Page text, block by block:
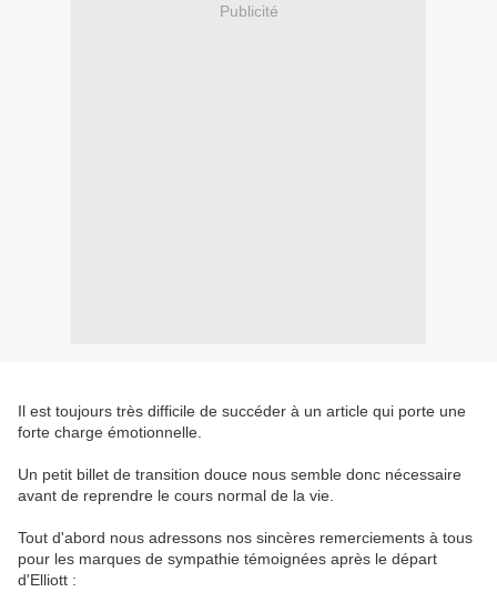
Publicité
Il est toujours très difficile de succéder à un article qui porte une
forte charge émotionnelle.
Un petit billet de transition douce nous semble donc nécessaire
avant de reprendre le cours normal de la vie.
Tout d'abord nous adressons nos sincères remerciements à tous
pour les marques de sympathie témoignées après le départ
d'Elliott :